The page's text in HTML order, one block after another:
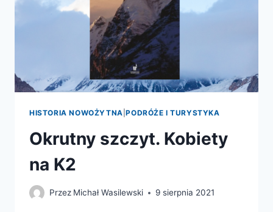
HISTORIA NOWOŻYTNA |PODRÓŻE I TURYSTYKA
Okrutny szczyt. Kobiety
na K2
Przez Michał Wasilewski 9 sierpnia 2021